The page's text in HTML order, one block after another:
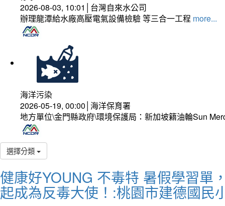
2026-08-03, 10:01│台灣自來水公司
辦理龍潭給水廠高壓電氣設備檢驗 等三合一工程 more...
海洋污染
2026-05-19, 00:00│海洋保育署
地方單位\金門縣政府\環境保護局：新加坡籍油輪Sun
選擇分類
健康好YOUNG 不毒特 暑假學習單
起成為反毒大使！:桃園市建德國民